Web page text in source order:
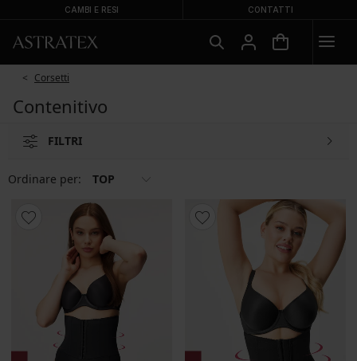
CAMBI E RESI CONTATTI
Corsetti
Contenitivo
FILTRI
Ordinare per: TOP